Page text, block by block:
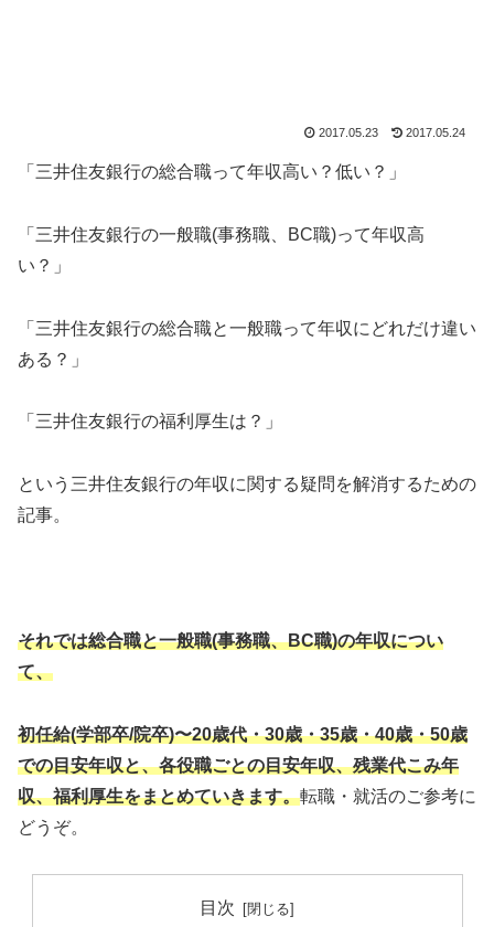
2017.05.23 2017.05.24
「三井住友銀行の総合職って年収高い？低い？」
「三井住友銀行の一般職(事務職、BC職)って年収高
い？」
「三井住友銀行の総合職と一般職って年収にどれだけ違い
ある？」
「三井住友銀行の福利厚生は？」
という三井住友銀行の年収に関する疑問を解消するための
記事。
それでは総合職と一般職(事務職、BC職)の年収につい
て、
初任給(学部卒/院卒)〜20歳代・30歳・35歳・40歳・50歳
での目安年収と、各役職ごとの目安年収、残業代こみ年
収、福利厚生をまとめていきます。転職・就活のご参考に
どうぞ。
目次